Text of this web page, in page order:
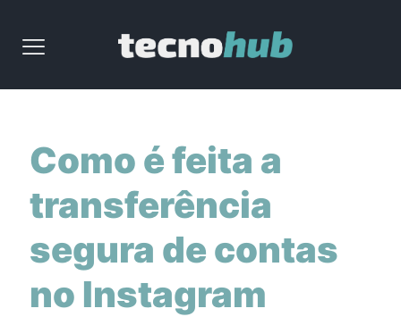
Como é feita a
transferência
segura de contas
no Instagram